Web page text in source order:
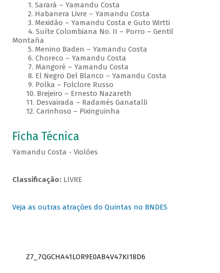
1. Sarará – Yamandu Costa
2. Habanera Livre – Yamandu Costa
3. Mexidão – Yamandu Costa e Guto Wirtti
4. Suíte Colombiana No. II – Porro – Gentil
Montaña
5. Menino Baden – Yamandu Costa
6. Choreco – Yamandu Costa
7. Mangoré – Yamandu Costa
8. El Negro Del Blanco – Yamandu Costa
9. Polka – Folclore Russo
10. Brejeiro – Ernesto Nazareth
11. Desvairada – Radamés Ganatalli
12. Carinhoso – Pixinguinha
Ficha Técnica
Yamandu Costa - Violões
Classificação: LIVRE
Veja as outras atrações do Quintas no BNDES
Z7_7QGCHA41LOR9E0AB4V47KI18D6